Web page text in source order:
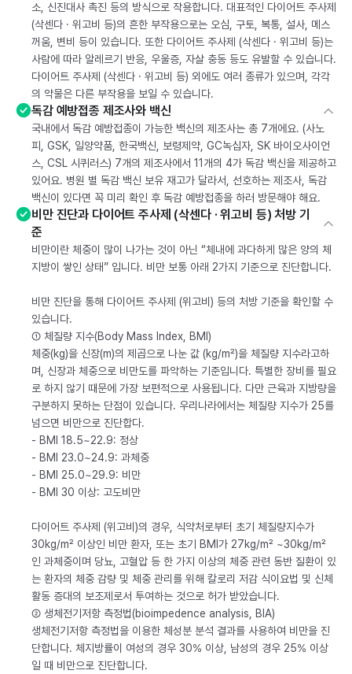
소, 신진대사 촉진 등의 방식으로 작용합니다. 대표적인 다이어트 주사제
(삭센다 · 위고비 등)의 흔한 부작용으로는 오심, 구토, 복통, 설사, 메스
꺼움, 변비 등이 있습니다. 또한 다이어트 주사제 (삭센다 · 위고비 등)는
사람에 따라 알레르기 반응, 우울증, 자살 충동 등도 유발할 수 있습니다.
다이어트 주사제 (삭센다 · 위고비 등) 외에도 여러 종류가 있으며, 각각
의 약물은 다른 부작용을 보일 수 있습니다.
독감 예방접종 제조사와 백신
국내에서 독감 예방접종이 가능한 백신의 제조사는 총 7개에요. (사노
피, GSK, 일양약품, 한국백신, 보령제약, GC녹십자, SK 바이오사이언
스, CSL 시퀴러스) 7개의 제조사에서 11개의 4가 독감 백신을 제공하고
있어요. 병원 별 독감 백신 보유 재고가 달라서, 선호하는 제조사, 독감
백신이 있다면 꼭 미리 확인 후 독감 예방접종을 하러 방문해야 해요.
비만 진단과 다이어트 주사제 (삭센다 · 위고비 등) 처방 기
준
비만이란 체중이 많이 나가는 것이 아닌 “체내에 과다하게 많은 양의 체
지방이 쌓인 상태” 입니다. 비만 보통 아래 2가지 기준으로 진단합니다.
비만 진단을 통해 다이어트 주사제 (위고비) 등의 처방 기준을 확인할 수
있습니다.
① 체질량 지수(Body Mass Index, BMI)
체중(kg)을 신장(m)의 제곱으로 나눈 값 (kg/m²)을 체질량 지수라고하
며, 신장과 체중으로 비만도를 파악하는 기준입니다. 특별한 장비를 필요
로 하지 않기 때문에 가장 보편적으로 사용됩니다. 다만 근육과 지방량을
구분하지 못하는 단점이 있습니다. 우리나라에서는 체질량 지수가 25를
넘으면 비만으로 진단합다.
- BMI 18.5~22.9: 정상
- BMI 23.0~24.9: 과체중
- BMI 25.0~29.9: 비만
- BMI 30 이상: 고도비만
다이어트 주사제 (위고비)의 경우, 식약처로부터 초기 체질량지수가
30kg/m² 이상인 비만 환자, 또는 초기 BMI가 27kg/m² ~30kg/m²
인 과체중이며 당뇨, 고혈압 등 한 가지 이상의 체중 관련 동반 질환이 있
는 환자의 체중 감량 및 체중 관리를 위해 칼로리 저감 식이요법 및 신체
활동 증대의 보조제로서 투여하는 것으로 허가 받았습니다.
② 생체전기저항 측정법(bioimpedence analysis, BIA)
생체전기저항 측정법을 이용한 체성분 분석 결과를 사용하여 비만을 진
단합니다. 체지방률이 여성의 경우 30% 이상, 남성의 경우 25% 이상
일 때 비만으로 진단합니다.